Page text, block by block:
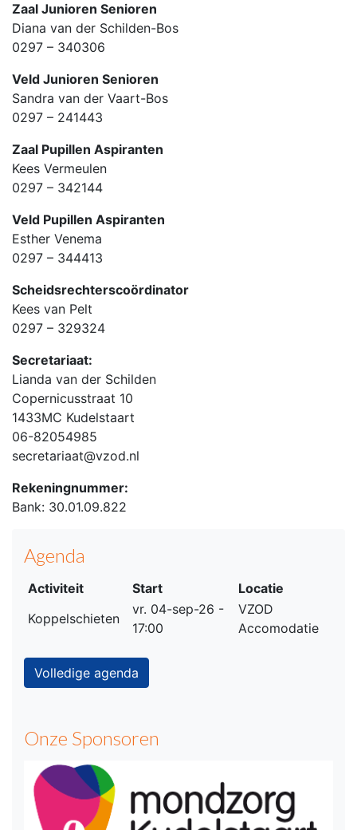
Zaal Junioren Senioren
Diana van der Schilden-Bos
0297 – 340306
Veld Junioren Senioren
Sandra van der Vaart-Bos
0297 – 241443
Zaal Pupillen Aspiranten
Kees Vermeulen
0297 – 342144
Veld Pupillen Aspiranten
Esther Venema
0297 – 344413
Scheidsrechterscoördinator
Kees van Pelt
0297 – 329324
Secretariaat:
Lianda van der Schilden
Copernicusstraat 10
1433MC Kudelstaart
06-82054985
secretariaat@vzod.nl
Rekeningnummer:
Bank: 30.01.09.822
Agenda
Activiteit Start
Locatie
Koppelschieten
vr. 04-sep-26 -
17:00
VZOD
Accomodatie
Volledige agenda
Onze Sponsoren